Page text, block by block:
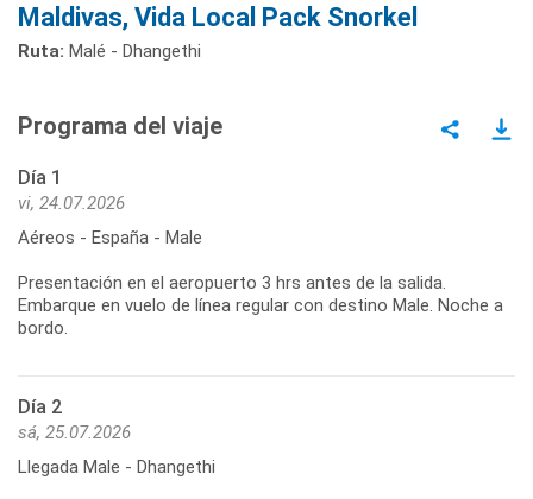
Maldivas, Vida Local Pack Snorkel
Ruta: Malé - Dhangethi
Programa del viaje
Día 1
vi, 24.07.2026
Aéreos - España - Male
Presentación en el aeropuerto 3 hrs antes de la salida.
Embarque en vuelo de línea regular con destino Male. Noche a
bordo.
Día 2
sá, 25.07.2026
Llegada Male - Dhangethi